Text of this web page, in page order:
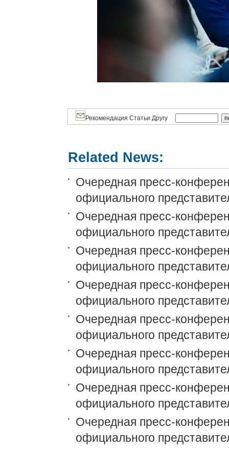
Рекомендация Статьи Другу
Related News:
Очередная пресс-
официального
Очередная пресс-
официального
Очередная пресс-
официального
Очередная пресс-
официального
Очередная пресс-
официального
Очередная пресс-
официального
Очередная пресс-
официального
Очередная пресс-
официального